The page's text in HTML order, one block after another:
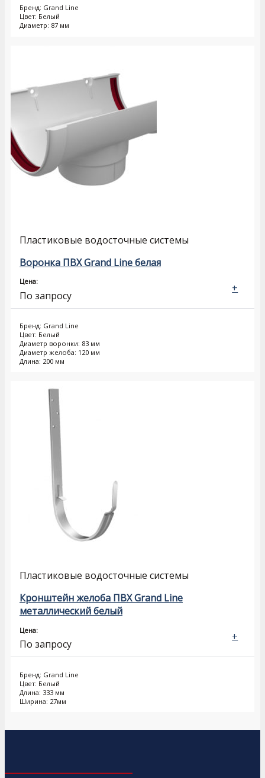
Бренд: Grand Line
Цвет: Белый
Диаметр: 87 мм
Пластиковые водосточные системы
Воронка ПВХ Grand Line белая
Цена:
По запросу
Бренд: Grand Line
Цвет: Белый
Диаметр воронки: 83 мм
Диаметр желоба: 120 мм
Длина: 200 мм
+
Пластиковые водосточные системы
Кронштейн желоба ПВХ Grand Line
металлический белый
Цена:
По запросу
Бренд: Grand Line
Цвет: Белый
Длина: 333 мм
Ширина: 27мм
+